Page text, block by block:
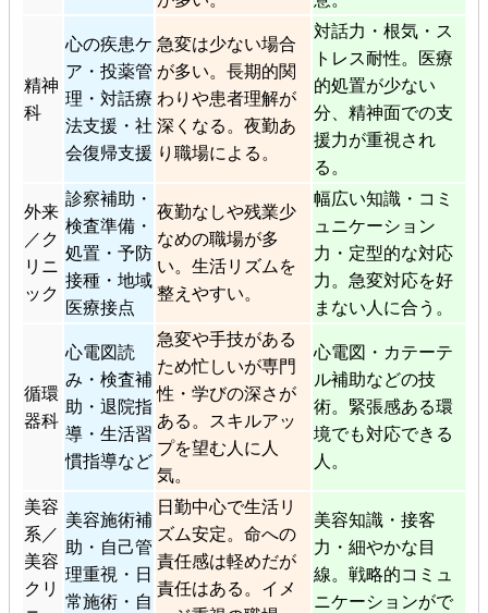
精神
科
心の疾患ケ
ア・投薬管
理・対話療
法支援・社
会復帰支援
急変は少ない場合
が多い。長期的関
わりや患者理解が
深くなる。夜勤あ
り職場による。
対話力・根気・ス
トレス耐性。医療
的処置が少ない
分、精神面での支
援力が重視され
る。
外来
／ク
リニ
ック
診察補助・
検査準備・
処置・予防
接種・地域
医療接点
夜勤なしや残業少
なめの職場が多
い。生活リズムを
整えやすい。
幅広い知識・コミ
ュニケーション
力・定型的な対応
力。急変対応を好
まない人に合う。
循環
器科
心電図読
み・検査補
助・退院指
導・生活習
慣指導など
急変や手技がある
ため忙しいが専門
性・学びの深さが
ある。スキルアッ
プを望む人に人
気。
心電図・カテーテ
ル補助などの技
術。緊張感ある環
境でも対応できる
人。
美容
系／
美容
クリ
美容施術補
助・自己管
理重視・日
常施術・自
日勤中心で生活リ
ズム安定。命への
責任感は軽めだが
責任はある。イメ
美容知識・接客
力・細やかな目
線。戦略的コミュ
ニケーションがで